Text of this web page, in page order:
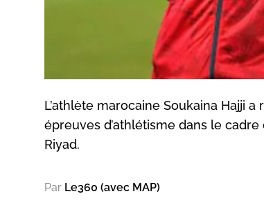
L’athlète marocaine Soukaina Hajji
épreuves d’athlétisme dans le
Riyad.
Par Le360 (avec MAP)